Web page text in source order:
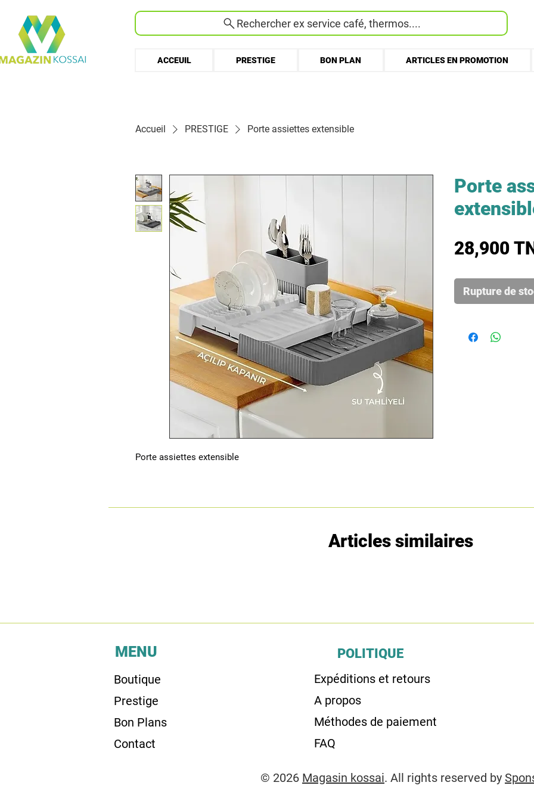
Rechercher ex service café, thermos....
ACCEUIL PRESTIGE BON PLAN ARTICLES EN PROMOTION
Accueil PRESTIGE Porte assiettes extensible
Porte assiettes extensible
Porte
28,900
Rupture de
Articles similaires
MENU
Boutique
Prestige
Bon Plans
Contact
POLITIQUE
Expéditions et retours
A propos
Méthodes de paiement
FAQ
© 2026 Magasin kossai. All rights reserved by